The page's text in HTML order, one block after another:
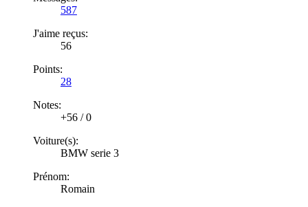
587
J'aime reçus:
56
Points:
28
Notes:
+56 /0
Voiture(s):
BMW serie 3
Prénom:
Romain